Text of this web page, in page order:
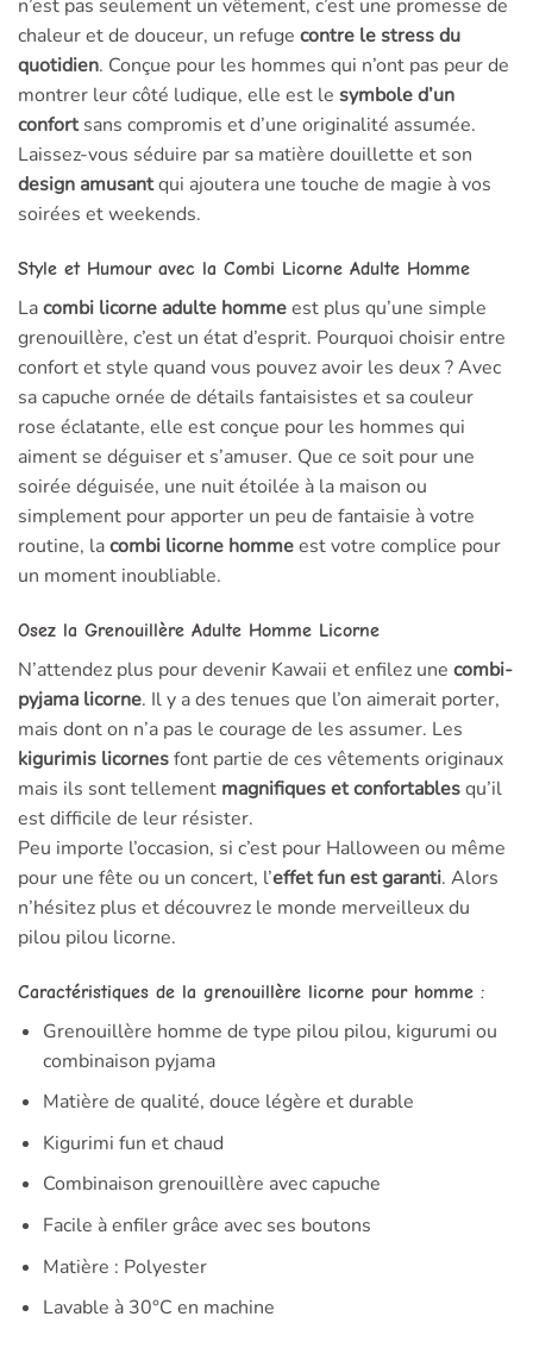
n’est pas seulement un vêtement, c’est une promesse de
chaleur et de douceur, un refuge contre le stress du
quotidien. Conçue pour les hommes qui n’ont pas peur de
montrer leur côté ludique, elle est le symbole d’un
confortsans compromis et d’une originalité assumée.
Laissez-vous séduire par sa matière douillette et son
design amusantqui ajoutera une touche de magie à vos
soirées et weekends.
Style et Humour avec la Combi Licorne Adulte Homme
Lacombi licorne adulte hommeest plus qu’une simple
grenouillère, c’est un état d’esprit. Pourquoi choisir entre
confort et style quand vous pouvez avoir les deux ? Avec
sa capuche ornée de détails fantaisistes et sa couleur
rose éclatante, elle est conçue pour les hommes qui
aiment se déguiser et s’amuser. Que ce soit pour une
soirée déguisée, une nuit étoilée à la maison ou
simplement pour apporter un peu de fantaisie à votre
routine, lacombi licorne hommeest votre complice pour
un moment inoubliable.
Osez la Grenouillère Adulte Homme Licorne
N’attendez plus pour devenir Kawaii et enfilez une combi-
pyjama licorne. Il y a des tenues que l’on aimerait porter,
mais dont on n’a pas le courage de les assumer. Les
kigurimis licornesfont partie de ces vêtements originaux
mais ils sont tellement magnifiques et confortablesqu’il
est difficile de leur résister.
Peu importe l’occasion, si c’est pour Halloween ou même
pour une fête ou un concert, l’effet fun est garanti. Alors
n’hésitez plus et découvrez le monde merveilleux du
pilou pilou licorne.
Caractéristiques de la grenouillère licorne pour homme :
Grenouillère homme de type pilou pilou, kigurumi ou
combinaison pyjama
Matière de qualité, douce légère et durable
Kigurimi fun et chaud
Combinaison grenouillère avec capuche
Facile à enfiler grâce avec ses boutons
Matière : Polyester
Lavable à 30°C en machine